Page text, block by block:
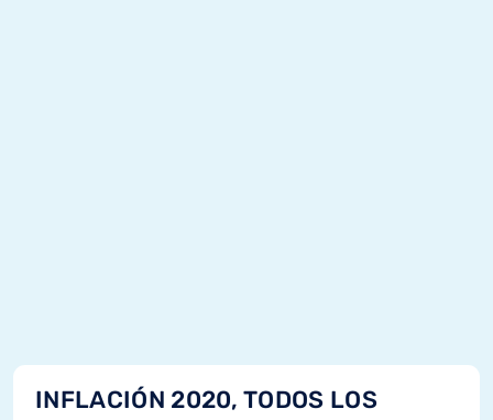
INFLACIÓN 2020, TODOS LOS